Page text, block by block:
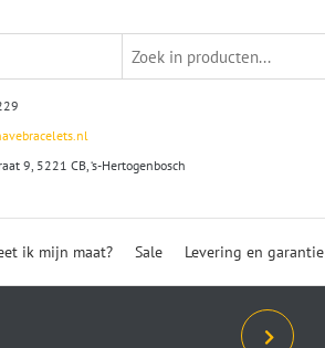
9, 5221 CB, ‘s-Hertogenbosch
ik mijn maat? Sale Levering en garantie